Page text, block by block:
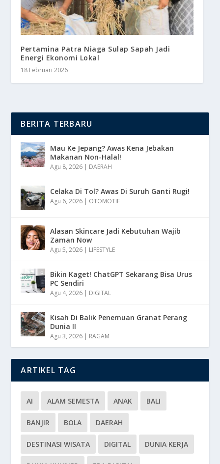
Pertamina Patra Niaga Sulap Sapah Jadi
Energi Ekonomi Lokal
18 Februari 2026
BERITA TERBARU
Mau Ke Jepang? Awas Kena Jebakan
Makanan Non-Halal!
Agu 8, 2026 | DAERAH
Celaka Di Tol? Awas Di Suruh Ganti Rugi!
Agu 6, 2026 | OTOMOTIF
Alasan Skincare Jadi Kebutuhan Wajib
Zaman Now
Agu 5, 2026 | LIFESTYLE
Bikin Kaget! ChatGPT Sekarang Bisa Urus
PC Sendiri
Agu 4, 2026 | DIGITAL
Kisah Di Balik Penemuan Granat Perang
Dunia II
Agu 3, 2026 | RAGAM
ARTIKEL TAG
AI ALAM SEMESTA ANAK BALI
BANJIR BOLA DAERAH
DESTINASI WISATA DIGITAL DUNIA KERJA